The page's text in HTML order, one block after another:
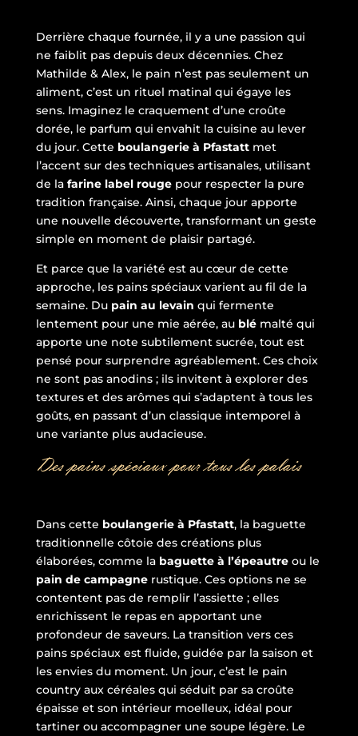
Derrière chaque fournée, il y a une passion qui
ne faiblit pas depuis deux décennies. Chez
Mathilde & Alex, le pain n’est pas seulement un
aliment, c’est un rituel matinal qui égaye les
sens. Imaginez le craquement d’une croûte
dorée, le parfum qui envahit la cuisine au lever
du jour. Cette boulangerie à Pfastattmet
l’accent sur des techniques artisanales, utilisant
de la farine label rougepour respecter la pure
tradition française. Ainsi, chaque jour apporte
une nouvelle découverte, transformant un geste
simple en moment de plaisir partagé.
Et parce que la variété est au cœur de cette
approche, les pains spéciaux varient au fil de la
semaine. Du pain au levain qui fermente
lentement pour une mie aérée, au blémalté qui
apporte une note subtilement sucrée, tout est
pensé pour surprendre agréablement. Ces choix
ne sont pas anodins ; ils invitent à explorer des
textures et des arômes qui s’adaptent à tous les
goûts, en passant d’un classique intemporel à
une variante plus audacieuse.
Des pains spéciaux pour tous les palais
Dans cette boulangerie à Pfastatt, la baguette
traditionnelle côtoie des créations plus
élaborées, comme la baguette à l’épeautreou le
pain de campagnerustique. Ces options ne se
contentent pas de remplir l’assiette ; elles
enrichissent le repas en apportant une
profondeur de saveurs. La transition vers ces
pains spéciaux est fluide, guidée par la saison et
les envies du moment. Un jour, c’est le pain
country aux céréales qui séduit par sa croûte
épaisse et son intérieur moelleux, idéal pour
tartiner ou accompagner une soupe légère. Le